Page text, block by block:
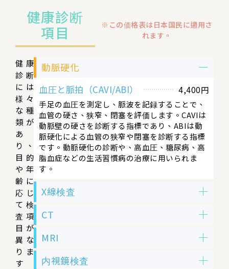
健康診断
項目
※この価格表は日本国民に適用さ
れます。
健康
診断
には
様々
な種
類が
あ
り、
目的
や年
齢に
応じ
て検
査項
目が
異な
りま
す
動脈硬化
血圧と脈拍（CAVI/ABI） 4,400円
手足の血圧を測定し、脈波を記録することで、
血管の硬さ、狭窄、閉塞を評価します。CAVIは
動脈壁の硬さを診断する指標であり、ABIは動
脈硬化による血管の狭窄や閉塞を診断する指標
です。動脈硬化の診断や、高血圧、糖尿病、高
脂血症などの生活習慣病の治療に用いられま
す。
X線検査
CT
MRI
内視鏡検査